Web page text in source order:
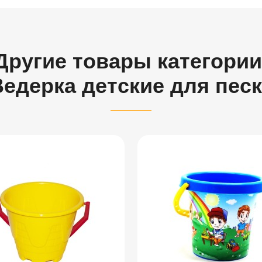
товары
детские для